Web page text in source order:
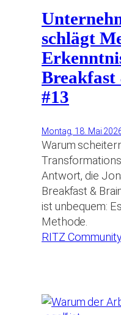
schlägt
#13
Montag, 18. Mai
Warum
Antwort, die
Breakfast &
ist unbequem:
Methode.
RITZ